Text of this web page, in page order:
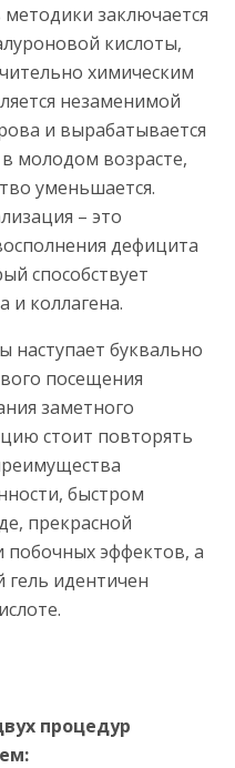
заключается
кислоты,
химическим
незаменимой
и вырабатывается
молодом возрасте,
уменьшается.
– это
дефицита
способствует
и коллагена.
наступает буквально
посещения
заметного
стоит повторять
быстром
прекрасной
побочных эффектов, а
идентичен
процедур